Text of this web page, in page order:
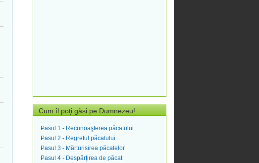
Cum îl poţi găsi pe Dumnezeu!
Pasul 1 - Recunoaşterea păcatului
Pasul 2 - Regretul păcatului
Pasul 3 - Mărturisirea păcatelor
Pasul 4 - Despărţirea de păcat